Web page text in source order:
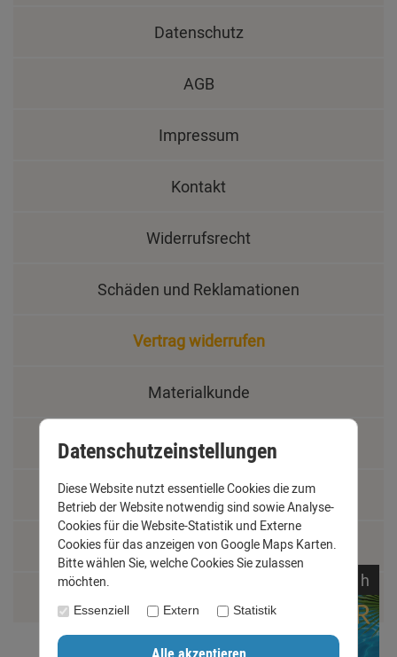
Datenschutz
AGB
Impressum
Kontakt
Widerrufsrecht
Schäden und Reklamationen
Vertrag widerrufen
Materialkunde
Fachbegriffe
Jobs
Montage und Installationshilfen
h
Datenschutzeinstellungen
Diese Website nutzt essentielle Cookies die zum
Betrieb der Website notwendig sind sowie Analyse-
Cookies für die Website-Statistik und Externe
Cookies für das anzeigen von Google Maps Karten.
Bitte wählen Sie, welche Cookies Sie zulassen
möchten.
Essenziell Extern Statistik